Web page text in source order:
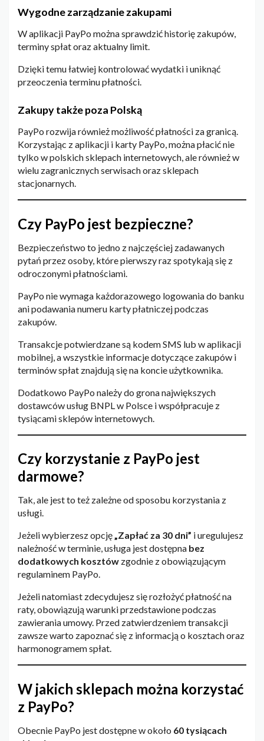
Wygodne zarządzanie zakupami
W aplikacji PayPo można sprawdzić historię zakupów,
terminy spłat oraz aktualny limit.
Dzięki temu łatwiej kontrolować wydatki i uniknąć
przeoczenia terminu płatności.
Zakupy także poza Polską
PayPo rozwija również możliwość płatności za granicą.
Korzystając z aplikacji i karty PayPo, można płacić nie
tylko w polskich sklepach internetowych, ale również w
wielu zagranicznych serwisach oraz sklepach
stacjonarnych.
Czy PayPo jest bezpieczne?
Bezpieczeństwo to jedno z najczęściej zadawanych
pytań przez osoby, które pierwszy raz spotykają się z
odroczonymi płatnościami.
PayPo nie wymaga każdorazowego logowania do banku
ani podawania numeru karty płatniczej podczas
zakupów.
Transakcje potwierdzane są kodem SMS lub w aplikacji
mobilnej, a wszystkie informacje dotyczące zakupów i
terminów spłat znajdują się na koncie użytkownika.
Dodatkowo PayPo należy do grona największych
dostawców usług BNPL w Polsce i współpracuje z
tysiącami sklepów internetowych.
Czy korzystanie z PayPo jest
darmowe?
Tak, ale jest to też zależne od sposobu korzystania z
usługi.
Jeżeli wybierzesz opcję„Zapłać za 30 dni” i uregulujesz
należność w terminie, usługa jest dostępna bez
dodatkowych kosztów zgodnie z obowiązującym
regulaminem PayPo.
Jeżeli natomiast zdecydujesz się rozłożyć płatność na
raty, obowiązują warunki przedstawione podczas
zawierania umowy. Przed zatwierdzeniem transakcji
zawsze warto zapoznać się z informacją o kosztach oraz
harmonogramem spłat.
W jakich sklepach można korzystać
z PayPo?
Obecnie PayPo jest dostępne w około 60 tysiącach